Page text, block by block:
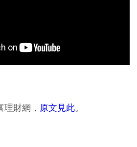
財網， 原文見此。